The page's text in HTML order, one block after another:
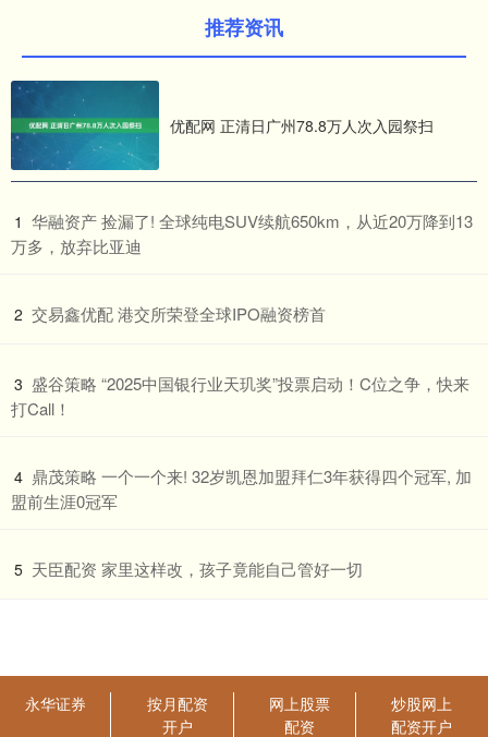
推荐资讯
优配网 正清日广州78.8万人次入园祭扫
1 ​华融资产 捡漏了! 全球纯电SUV续航650km，从近20万降到13
万多，放弃比亚迪
2 ​交易鑫优配 港交所荣登全球IPO融资榜首
3 ​盛谷策略 “2025中国银行业天玑奖”投票启动！C位之争，快来
打Call！
4 ​鼎茂策略 一个一个来! 32岁凯恩加盟拜仁3年获得四个冠军, 加
盟前生涯0冠军
5 ​天臣配资 家里这样改，孩子竟能自己管好一切
永华证券
按月配资
开户
网上股票
配资
炒股网上
配资开户